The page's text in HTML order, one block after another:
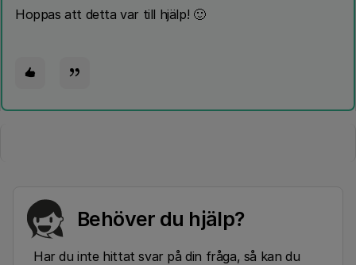
Hoppas att detta var till hjälp! 🙂
Behöver du hjälp?
Har du inte hittat svar på din fråga, så kan du